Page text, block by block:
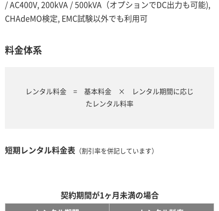
/ AC400V, 200kVA / 500kVA（オプションでDC出力も可能),
CHAdeMO検定, EMC試験以外でも利用可
料金体系
レンタル料金 = 基本料金 × レンタル期間に応じ
たレンタル料率
短期レンタル料金表 （割引率を併記しています）
契約期間が1ヶ月未満の場合